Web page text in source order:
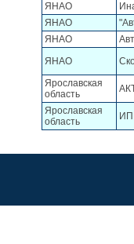
ЯНАО
ЯНАО
ЯНАО
ЯНАО
Ярославская
область
Ярославская
область
ИП